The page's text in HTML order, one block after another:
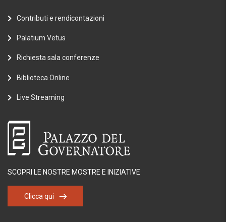
Contributi e rendicontazioni
Palatium Vetus
Richiesta sala conferenze
Biblioteca Online
Live Streaming
SCOPRI LE NOSTRE MOSTRE E INIZIATIVE
Clicca qui